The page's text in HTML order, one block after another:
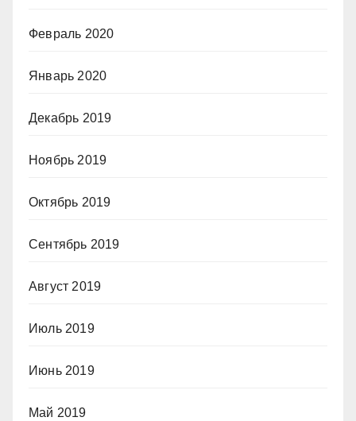
Февраль 2020
Январь 2020
Декабрь 2019
Ноябрь 2019
Октябрь 2019
Сентябрь 2019
Август 2019
Июль 2019
Июнь 2019
Май 2019